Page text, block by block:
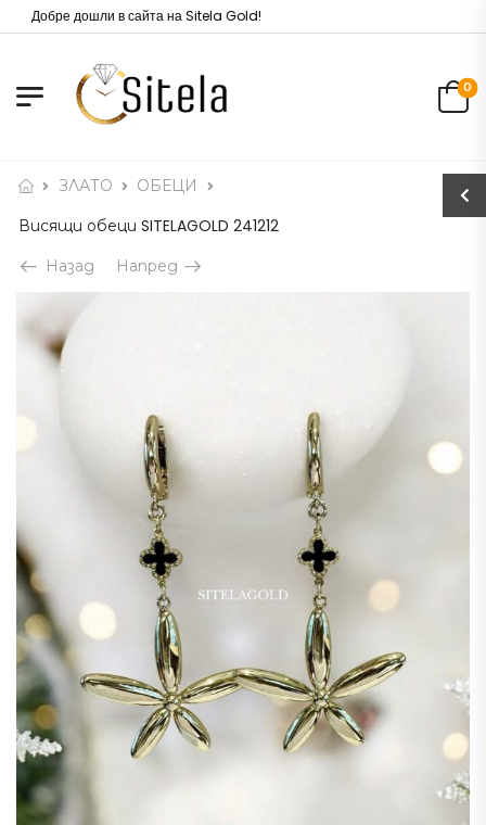
Добре дошли в сайта на Sitela Gold!
0
ЗЛАТО
ОБЕЦИ
Висящи обеци SITELAGOLD 241212
Назад Напред